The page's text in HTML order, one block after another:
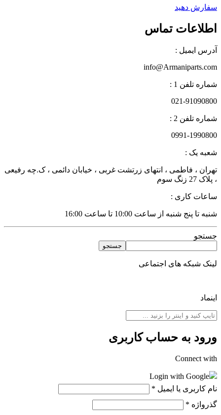
دهید
تماس
ایمیل :
تلفن 1 :
021-
تلفن 2 :
0991-
یک :
، فاطمی ، انتهای زرتشت غربی ، خیابان دائمی ، ک.چه رفیعی
27 زنگ سوم
کاری :
تا پنج شنبه از ساعت 10:00 تا ساعت 16:00
جستجو
شبکه های اجتماعی
به حساب کاربری
Connect
Login with Google
کاربری یا ایمیل*
*